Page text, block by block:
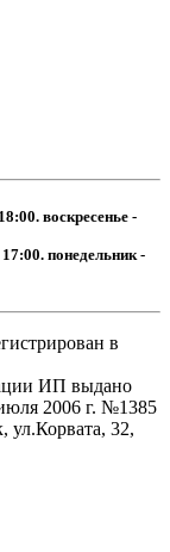
воскресенье -
понедельник -
в
ИП выдано
2006 г. №1385
32,